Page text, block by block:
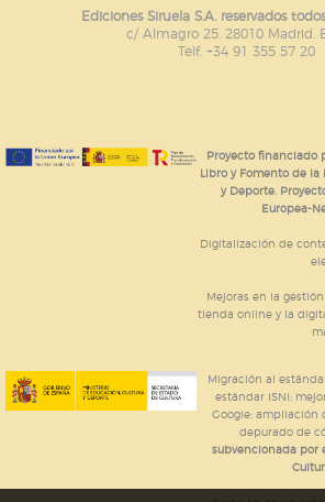
Ediciones Siruela S.A. reservados
c/ Almagro 25. 28010 Madrid.
Telf. +34 91 355 57 20
Proyecto financiado
Libro y Fomento de la
y Deporte.
Europea-
Digitalización de
Mejoras en la
tienda online y la
Migración al
estándar ISNI;
Google; ampliación
depurado de
subvencionada por